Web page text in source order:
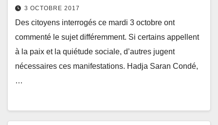
3 OCTOBRE 2017
Des citoyens interrogés ce mardi 3 octobre ont
commenté le sujet différemment. Si certains appellent
à la paix et la quiétude sociale, d’autres jugent
nécessaires ces manifestations. Hadja Saran Condé,
…